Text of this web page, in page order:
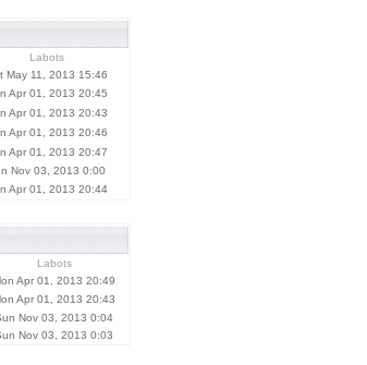
Labots
May 11, 2013 15:46
Apr 01, 2013 20:45
Apr 01, 2013 20:43
Apr 01, 2013 20:46
Apr 01, 2013 20:47
Nov 03, 2013 0:00
Apr 01, 2013 20:44
Labots
Apr 01, 2013 20:49
Apr 01, 2013 20:43
Nov 03, 2013 0:04
Nov 03, 2013 0:03